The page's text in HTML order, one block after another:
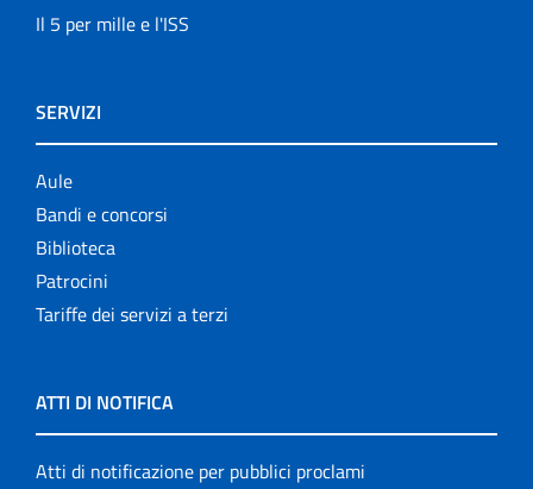
Il 5 per mille e l'ISS
SERVIZI
Aule
Bandi e concorsi
Biblioteca
Patrocini
Tariffe dei servizi a terzi
ATTI DI NOTIFICA
Atti di notificazione per pubblici proclami